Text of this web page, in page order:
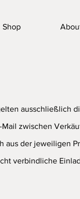
Shop
ausschließlich
zwischen
aus der jeweiligen
verbindliche